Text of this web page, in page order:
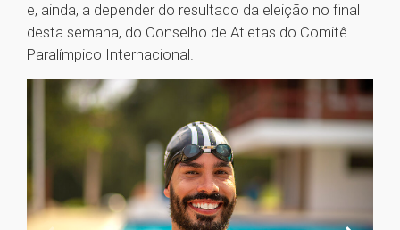
e, ainda, a depender do resultado da eleição no final
desta semana, do Conselho de Atletas do Comitê
Paralímpico Internacional.